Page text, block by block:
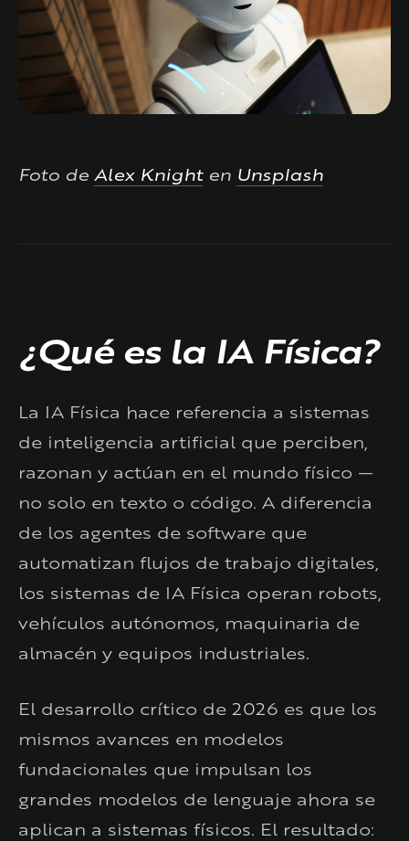
Foto de Alex Knighten Unsplash
¿Qué es la IA Física?
La IA Física hace referencia a sistemas
de inteligencia artificial que perciben,
razonan y actúan en el mundo físico —
no solo en texto o código. A diferencia
de los agentes de software que
automatizan flujos de trabajo digitales,
los sistemas de IA Física operan robots,
vehículos autónomos, maquinaria de
almacén y equipos industriales.
El desarrollo crítico de 2026 es que los
mismos avances en modelos
fundacionales que impulsan los
grandes modelos de lenguaje ahora se
aplican a sistemas físicos. El resultado: